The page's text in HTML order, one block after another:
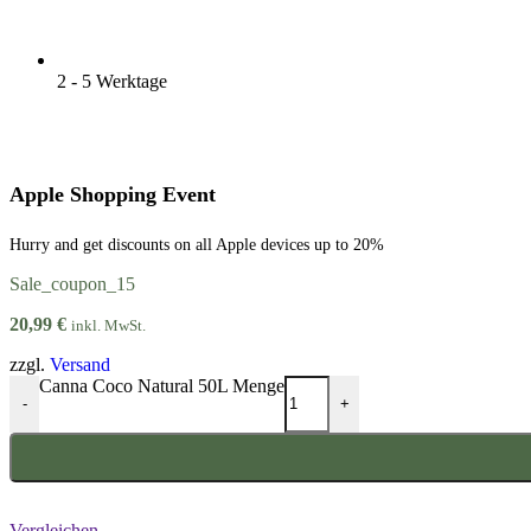
2 - 5 Werktage
Apple Shopping Event
Hurry and get discounts on all Apple devices up to 20%
Sale_coupon_15
20,99 € inkl. MwSt.
zzgl. Versand
-
Canna Coco Natural 50L Menge
+